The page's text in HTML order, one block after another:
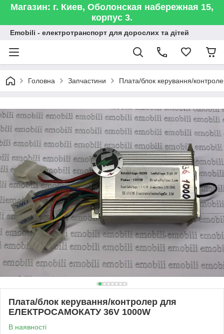
Магазин: г. Киев, Оболонская набережная 15,
корпус 3.
Emobili - електротранспорт для дорослих та дітей
Головна Запчастини Плата/блок керування/
Плата/блок керування/контролер для
ЕЛЕКТРОСАМОКАТУ 36V 1000W
В наявності